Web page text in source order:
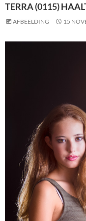
TERRA (0115)
AFBEELDING 15